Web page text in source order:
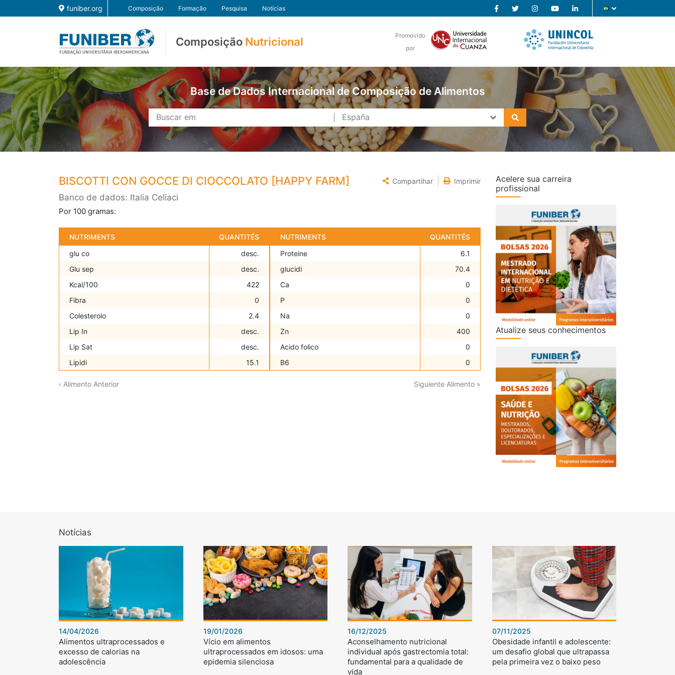
funiber.org Composição Formação Pesquisa Notícias
Composição Nutricional
Promovido
por
Base de Dados Internacional de Composição de Alimentos
BISCOTTI CON GOCCE DI CIOCCOLATO [HAPPY FARM] Compartihar Imprimir
Banco de dados: Italia Celiaci
Por 100 gramas:
NUTRIMENTS
QUANTITÉS
glu co
desc.
Glu sep
desc.
Kcal/100
422
Fibra
0
Colesterolo
2.4
Lip In
desc.
Lip Sat
desc.
Lipidi
15.1
NUTRIMENTS
QUANTITÉS
Proteine
6.1
glucidi
70.4
Ca
0
P
0
Na
0
Zn
400
Acido folico
0
B6
0
‹ Alimento Anterior Siguiente Alimento »
Acelere sua carreira
profissional
Atualize seus conhecimentos
Notícias
14/04/2026
Alimentos ultraprocessados e
excesso de calorias na
adolescência
19/01/2026
Vício em alimentos
ultraprocessados em idosos: uma
epidemia silenciosa
16/12/2025
Aconselhamento nutricional
individual após gastrectomia total:
fundamental para a qualidade de
vida
07/11/2025
Obesidade infantil e adolescente:
um desafio global que ultrapassa
pela primeira vez o baixo peso